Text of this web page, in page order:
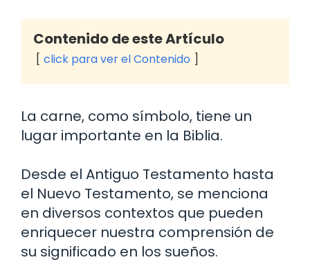
Contenido de este Artículo
click para ver el Contenido
La carne, como símbolo, tiene un
lugar importante en la Biblia.
Desde el Antiguo Testamento hasta
el Nuevo Testamento, se menciona
en diversos contextos que pueden
enriquecer nuestra comprensión de
su significado en los sueños.